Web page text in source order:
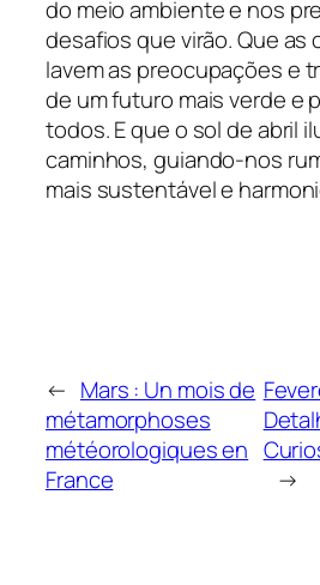
do meio ambiente e nos
desafios que virão. Que as
lavem as preocupações e
de um futuro mais verde e
todos. E que o sol de abril
caminhos, guiando-nos
mais sustentável e
← Mars : Un mois de
métamorphoses
météorologiques en
France
→